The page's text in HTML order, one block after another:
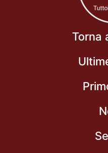
Torna